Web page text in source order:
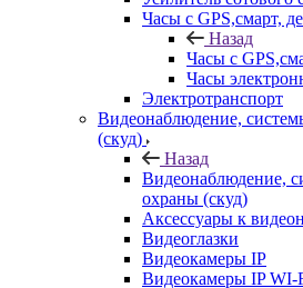
Часы с GPS,смарт,
Назад
Часы с
Часы
Электротранспорт
Видеонаблюдение,
(скуд)
Назад
Видеонаблюдение,
охраны (скуд)
Аксессуары к
Видеоглазки
Видеокамеры IP
Видеокамеры IP WI-